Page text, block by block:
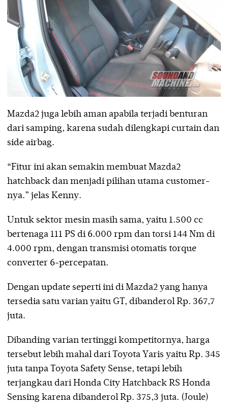
Mazda2 juga lebih aman apabila terjadi benturan
dari samping, karena sudah dilengkapi curtain dan
side airbag.
“Fitur ini akan semakin membuat Mazda2
hatchback dan menjadi pilihan utama customer-
nya.” jelas Kenny.
Untuk sektor mesin masih sama, yaitu 1.500 cc
bertenaga 111 PS di 6.000 rpm dan torsi 144 Nm di
4.000 rpm, dengan transmisi otomatis torque
converter 6-percepatan.
Dengan update seperti ini di Mazda2 yang hanya
tersedia satu varian yaitu GT, dibanderol Rp. 367,7
juta.
Dibanding varian tertinggi kompetitornya, harga
tersebut lebih mahal dari Toyota Yaris yaitu Rp. 345
juta tanpa Toyota Safety Sense, tetapi lebih
terjangkau dari Honda City Hatchback RS Honda
Sensing karena dibanderol Rp. 375,3 juta. (Joule)